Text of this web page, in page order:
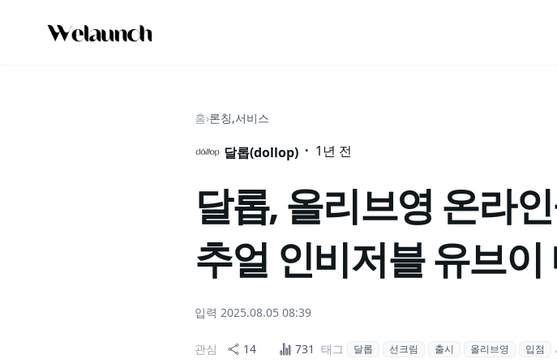
홈›론칭,서비스
달롭(dollop) · 1년 전
달롭, 올리브영 온라
추얼 인비저블 유브이
입력 2025.08.05 08:39
관심 14 731 태그 달롭 선크림 출시 올리브영 입점